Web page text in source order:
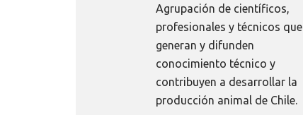
Agrupación de científicos,
profesionales y técnicos que
generan y difunden
conocimiento técnico y
contribuyen a desarrollar la
producción animal de Chile.